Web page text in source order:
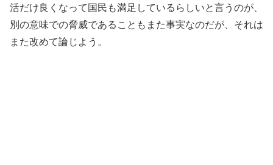
活だけ良くなって国民も満足しているらしいと言うのが、
別の意味での脅威であることもまた事実なのだが、それは
また改めて論じよう。